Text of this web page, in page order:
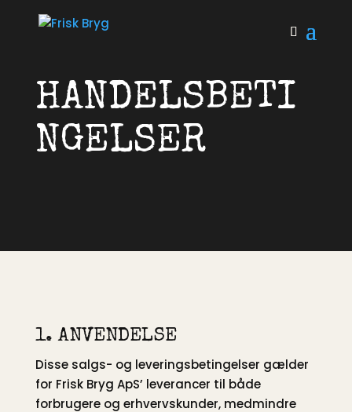
HANDELSBETI
NGELSER
1. ANVENDELSE
Disse salgs- og leveringsbetingelser gælder
for Frisk Bryg ApS’ leverancer til både
forbrugere og erhvervskunder, medmindre